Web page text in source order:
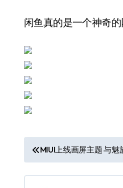
闲鱼真的是一个神奇
文
章
MIUI上线画屏主题 与魅